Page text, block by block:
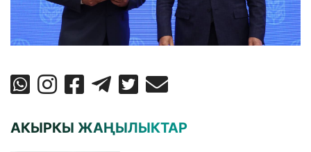
АКЫРКЫ ЖАҢЫЛЫКТАР